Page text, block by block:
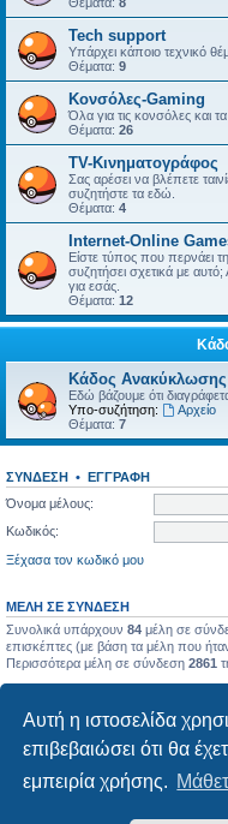
Αυτή η ιστοσελίδα
επιβεβαιώσει ότι θα
εμπειρία χρήσης.
Tech support
Υπάρχει κάποιο τεχνικό
Θέματα: 9
Kονσόλες-Gaming
Όλα για τις κονσόλες και
Θέματα: 26
TV-Κινηματογράφος
Σας αρέσει να βλέπετε
συζητήστε τα εδώ.
Θέματα: 4
Internet-Online
Είστε τύπος που περνάει
συζητήσει σχετικά με αυτό;
για εσάς.
Θέματα: 12
Κάδος Ανακύκλωσης
Εδώ βάζουμε ότι
Υπο-συζήτηση:
Αρχείο
Θέματα: 7
ΣΎΝΔΕΣΗ • ΕΓΓΡΑΦΉ
Όνομα μέλους:
Κωδικός:
Ξέχασα τον κωδικό μου
ΜΈΛΗ ΣΕ ΣΎΝΔΕΣΗ
Συνολικά υπάρχουν 84 μέλη σε
επισκέπτες (με βάση τα μέλη που
Περισσότερα μέλη σε σύνδεση 2861
Συνολικές δημοσιεύσεις17451•
μέλος μαςBlueHorizon
Ευρετήριο Δ. Συζήτησης
Δημιουργήθηκε από